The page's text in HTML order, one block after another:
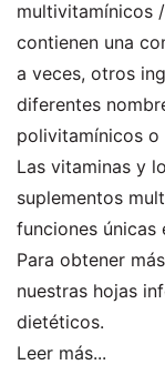
multivitamínicos
contienen una
a veces, otros
diferentes
polivitamínicos o
Las vitaminas y
suplementos
funciones únicas
Para obtener
nuestras hojas
dietéticos.
Leer más...